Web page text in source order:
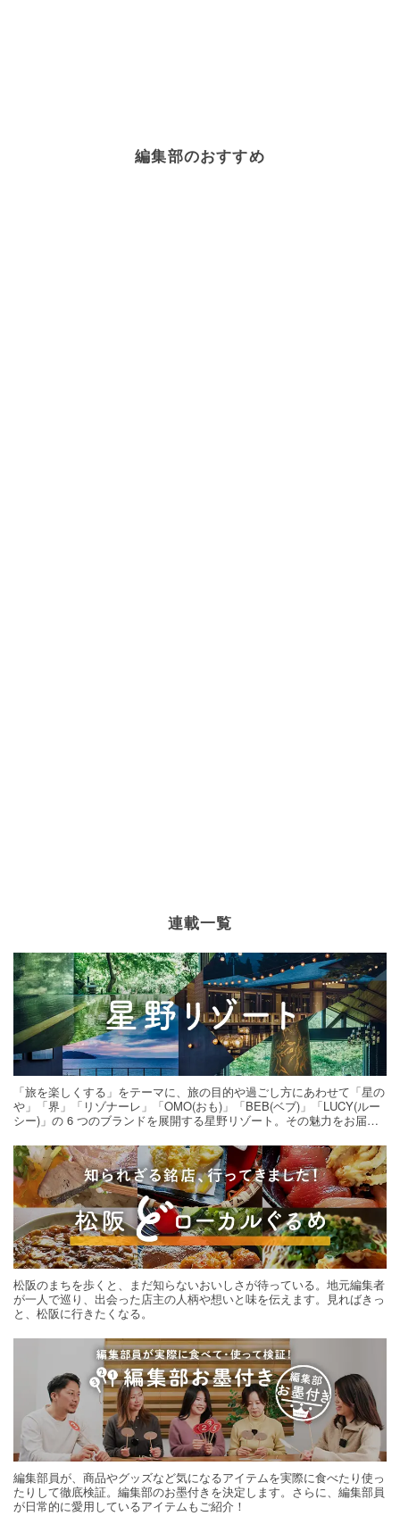
編集部のおすすめ
連載一覧
「旅を楽しくする」をテーマに、旅の目的や過ごし方にあわせて「星の
や」「界」「リゾナーレ」「OMO(おも)」「BEB(ベブ)」「LUCY(ルー
シー)」の 6 つのブランドを展開する星野リゾート。その魅力をお届け
松阪のまちを歩くと、まだ知らないおいしさが待っている。地元編集者
が一人で巡り、出会った店主の人柄や想いと味を伝えます。見ればきっ
と、松阪に行きたくなる。
編集部員が、商品やグッズなど気になるアイテムを実際に食べたり使っ
たりして徹底検証。編集部のお墨付きを決定します。さらに、編集部員
が日常的に愛用しているアイテムもご紹介！